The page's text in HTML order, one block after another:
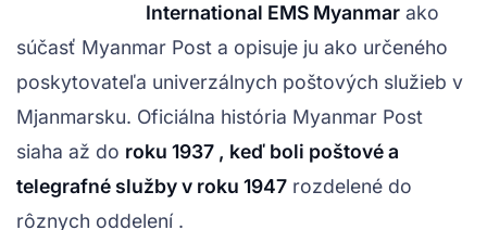
International EMS Myanmar ako
súčasť Myanmar Post a opisuje ju ako určeného
poskytovateľa univerzálnych poštových služieb v
Mjanmarsku. Oficiálna história Myanmar Post
siaha až do roku 1937 , keď boli poštové a
telegrafné služby v roku 1947 rozdelené do
rôznych oddelení .